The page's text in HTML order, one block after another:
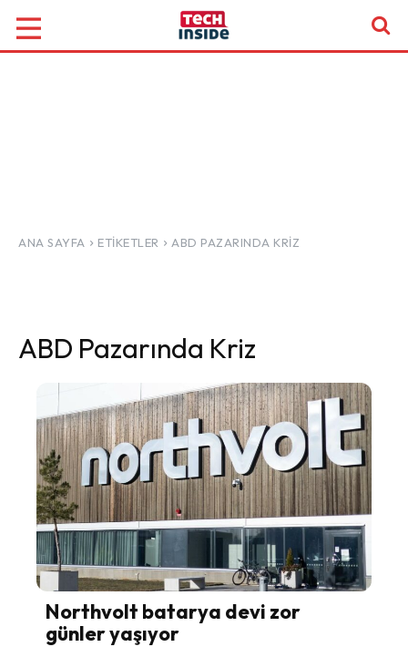
ANA SAYFA ETIKETLER ABD PAZARINDA KRIZ
ABD Pazarında Kriz
Northvolt batarya devi zor
günler yaşıyor